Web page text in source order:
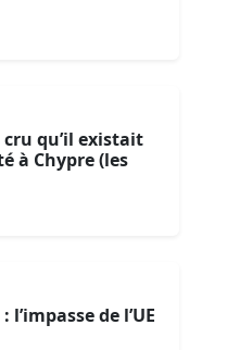
cru qu’il existait
à Chypre (les
l’impasse de l’UE